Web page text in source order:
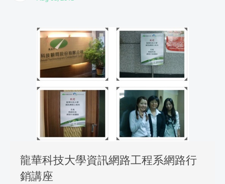
龍華科技大學資訊網路工程系網路行
銷講座